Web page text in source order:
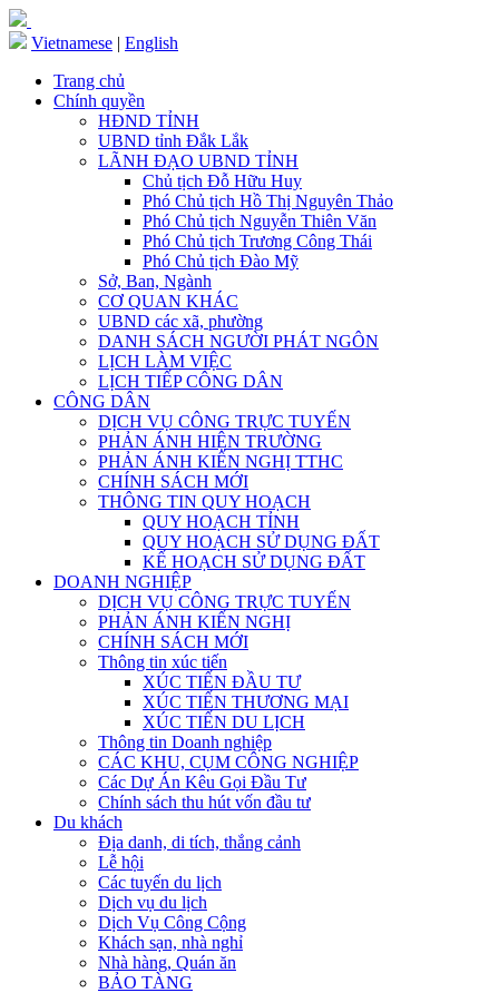
Vietnamese | English
Trang chủ
Chính quyền
HĐND TỈNH
UBND tỉnh Đắk Lắk
LÃNH ĐẠO UBND TỈNH
Chủ tịch Đỗ Hữu Huy
Phó Chủ tịch Hồ Thị Nguyên Thảo
Phó Chủ tịch Nguyễn Thiên Văn
Phó Chủ tịch Trương Công Thái
Phó Chủ tịch Đào Mỹ
Sở, Ban, Ngành
CƠ QUAN KHÁC
UBND các xã, phường
DANH SÁCH NGƯỜI PHÁT NGÔN
LỊCH LÀM VIỆC
LỊCH TIẾP CÔNG DÂN
CÔNG DÂN
DỊCH VỤ CÔNG TRỰC TUYẾN
PHẢN ÁNH HIỆN TRƯỜNG
PHẢN ÁNH KIẾN NGHỊ TTHC
CHÍNH SÁCH MỚI
THÔNG TIN QUY HOẠCH
QUY HOẠCH TỈNH
QUY HOẠCH SỬ DỤNG ĐẤT
KẾ HOẠCH SỬ DỤNG ĐẤT
DOANH NGHIỆP
DỊCH VỤ CÔNG TRỰC TUYẾN
PHẢN ÁNH KIẾN NGHỊ
CHÍNH SÁCH MỚI
Thông tin xúc tiến
XÚC TIẾN ĐẦU TƯ
XÚC TIẾN THƯƠNG MẠI
XÚC TIẾN DU LỊCH
Thông tin Doanh nghiệp
CÁC KHU, CỤM CÔNG NGHIỆP
Các Dự Án Kêu Gọi Đầu Tư
Chính sách thu hút vốn đầu tư
Du khách
Địa danh, di tích, thắng cảnh
Lễ hội
Các tuyến du lịch
Dịch vụ du lịch
Dịch Vụ Công Cộng
Khách sạn, nhà nghỉ
Nhà hàng, Quán ăn
BẢO TÀNG